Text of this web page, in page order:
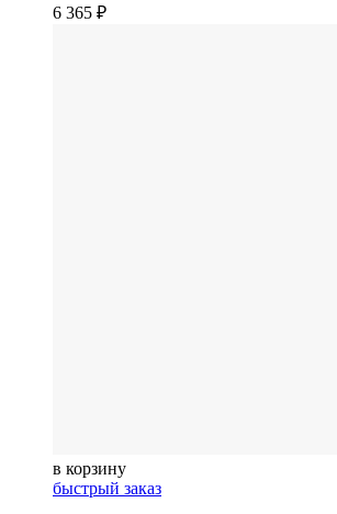
6 365 ₽
в корзину
быстрый заказ